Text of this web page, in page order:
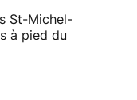
St-Michel-
à pied du